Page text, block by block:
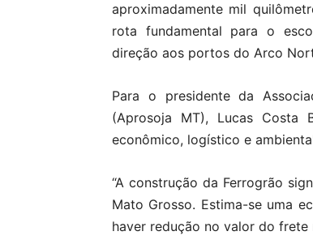
aproximadamente mil
rota fundamental para o
direção aos portos do Arco
Para o presidente da
(Aprosoja MT), Lucas Costa
econômico, logístico e
“A construção da Ferrogrão
Mato Grosso. Estima-se uma
haver redução no valor do frete